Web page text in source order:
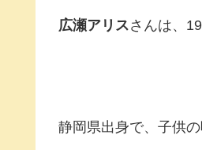
広瀬アリスさんは、
静岡県出身で、子供